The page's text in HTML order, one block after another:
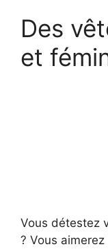
Des
et
Vous détestez
? Vous